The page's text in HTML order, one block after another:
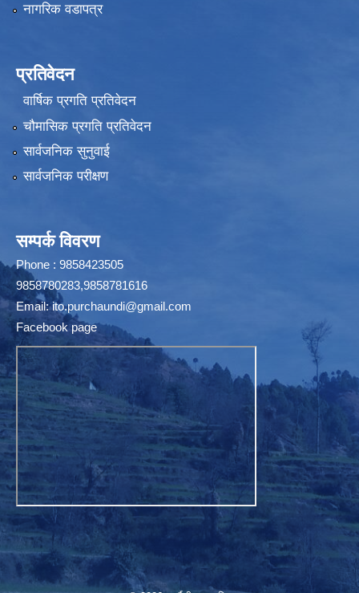
नागरिक वडापत्र
प्रतिवेदन
वार्षिक प्रगति प्रतिवेदन
चौमासिक प्रगति प्रतिवेदन
सार्वजनिक सुनुवाई
सार्वजनिक परीक्षण
सम्पर्क विवरण
Phone : 9858423505
9858780283,9858781616
Email:ito.purchaundi@gmail.com
Facebook page